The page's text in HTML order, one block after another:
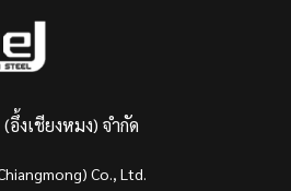
งเชียงหมง) จำกัด
Co., Ltd.